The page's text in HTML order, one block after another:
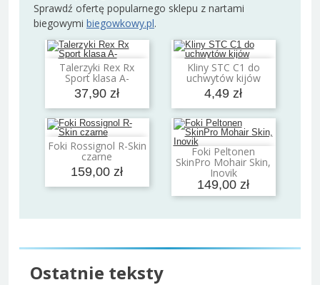
Sprawdź ofertę popularnego sklepu z nartami
biegowymi biegowkowy.pl.
Talerzyki Rex Rx
Sport klasa A-
37,90 zł
Dodaj do koszyka Kliny STC C1 do
uchwytów kijów
4,49 zł
Dodaj do koszyka
Foki Rossignol R-Skin
czarne
159,00 zł
Dodaj do koszyka Foki Peltonen
SkinPro Mohair Skin,
Inovik
149,00 zł
Dodaj do koszyka
Ostatnie teksty